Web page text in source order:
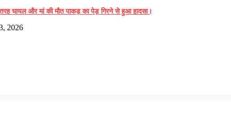
तरह घायल और मां की मौत पाकड़ का पेड़ गिरने से हुआ हादसा।
2026